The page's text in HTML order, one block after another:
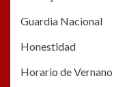
Guardia Nacional
Honestidad
Horario de Vernano